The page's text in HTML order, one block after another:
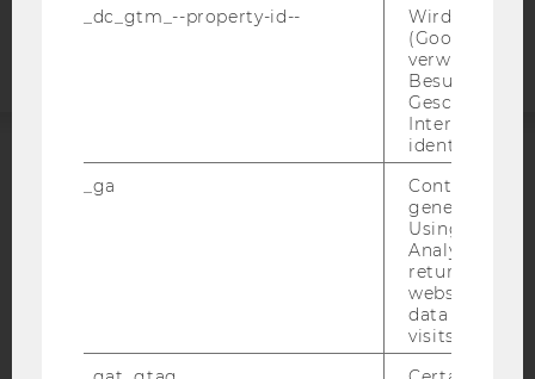
Webseite
ACCREDITED BY:
_dc_gtm_--property-id--
Wird von
(Google Tag
verwendet,
Besucher
Geschlecht
Interessen zu
identifizieren.
_ga
Contains a
generated
Using this
Analytics can
returning
website and
data from
visits.